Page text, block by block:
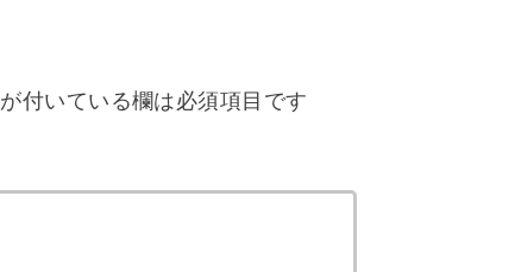
が付いている欄は必須項目です